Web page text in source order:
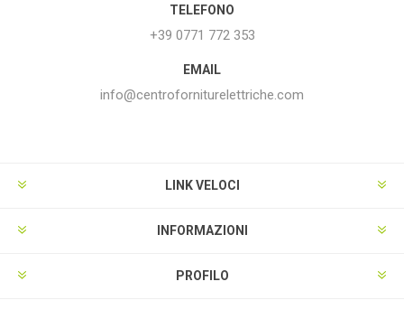
TELEFONO
+39 0771 772 353
EMAIL
info@centroforniturelettriche.com
LINK VELOCI
INFORMAZIONI
PROFILO